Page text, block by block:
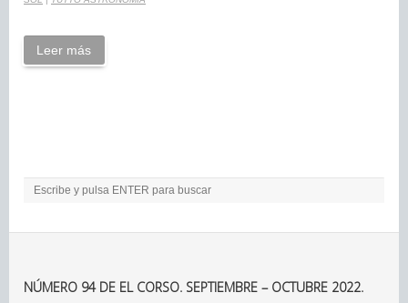
Leer más
NÚMERO 94 DE EL CORSO. SEPTIEMBRE – OCTUBRE 2022.